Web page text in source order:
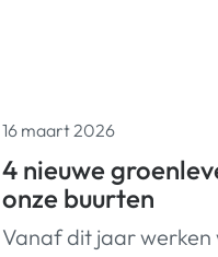
16 maart 2026
4 nieuwe
onze buurten
Vanaf dit jaar werken